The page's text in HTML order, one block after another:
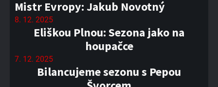
Mistr Evropy: Jakub Novotný
8. 12. 2025
Eliškou Plnou: Sezona jako na
houpačce
7. 12. 2025
Bilancujeme sezonu s Pepou